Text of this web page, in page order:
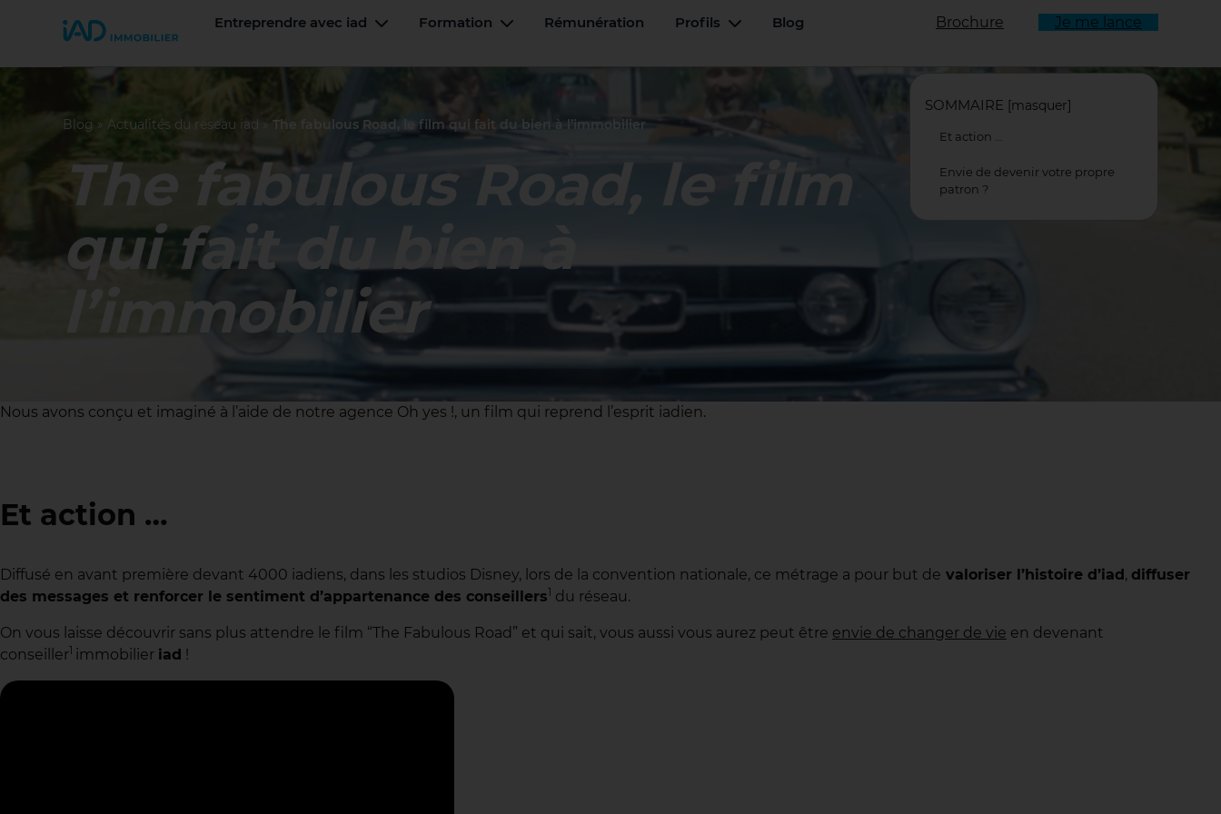
Join iad France
Entreprendre avec iad Menu basculant
Formation Menu basculant
Rémunération Profils Menu basculant
Blog Brochure Je me lance
Blog » Actualités du réseau iad » The fabulous Road, le film qui fait du bien à l’immobilier
The fabulous Road, le film
qui fait du bien à
l’immobilier
Nous avons conçu et imaginé à l’aide de notre agence Oh yes !, un film qui reprend l’esprit iadien.
SOMMAIRE [masquer]
Et action …
Envie de devenir votre propre
patron ?
Et action …
Diffusé en avant première devant 4000 iadiens, dans les studios Disney, lors de la convention nationale, ce métrage a pour but de valoriser l’histoire d’iad, diffuser
des messages et renforcer le sentiment d’appartenance des conseillers1 du réseau.
On vous laisse découvrir sans plus attendre le film “The Fabulous Road” et qui sait, vous aussi vous aurez peut être envie de changer de vie en devenant
conseiller1 immobilier iad !